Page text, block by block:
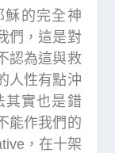
穌的完全神
們，這是對
認為這與救
人性有點沖
其實也是錯
能作我們的
，在十架